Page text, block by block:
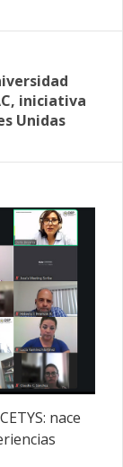
iniciativa
Unidas
nace